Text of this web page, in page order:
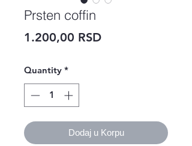
Prsten coffin
1.200,00 RSDPrice
Quantity *
Dodaj u Korpu